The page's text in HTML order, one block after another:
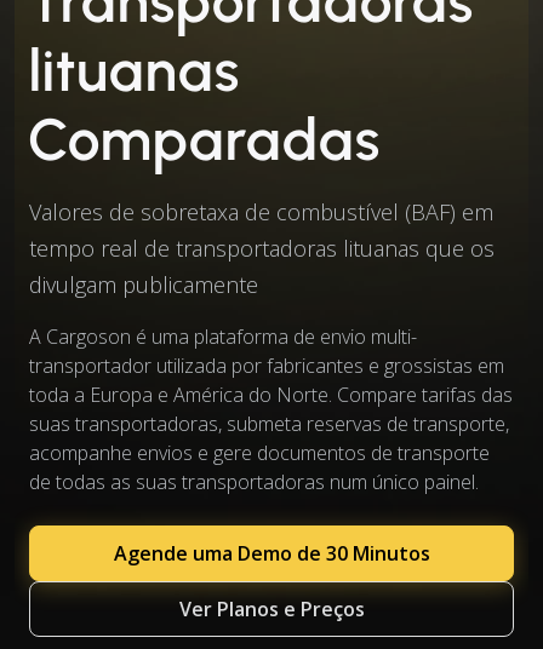
lituanas
Comparadas
Valores de sobretaxa de combustível (BAF) em
tempo real de transportadoras lituanas que os
divulgam publicamente
A Cargoson é uma plataforma de envio multi-
transportador utilizada por fabricantes e grossistas em
toda a Europa e América do Norte. Compare tarifas das
suas transportadoras, submeta reservas de transporte,
acompanhe envios e gere documentos de transporte
de todas as suas transportadoras num único painel.
Agende uma Demo de 30 Minutos
Ver Planos e Preços